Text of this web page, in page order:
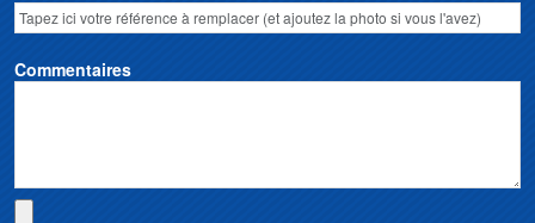
Commentaires